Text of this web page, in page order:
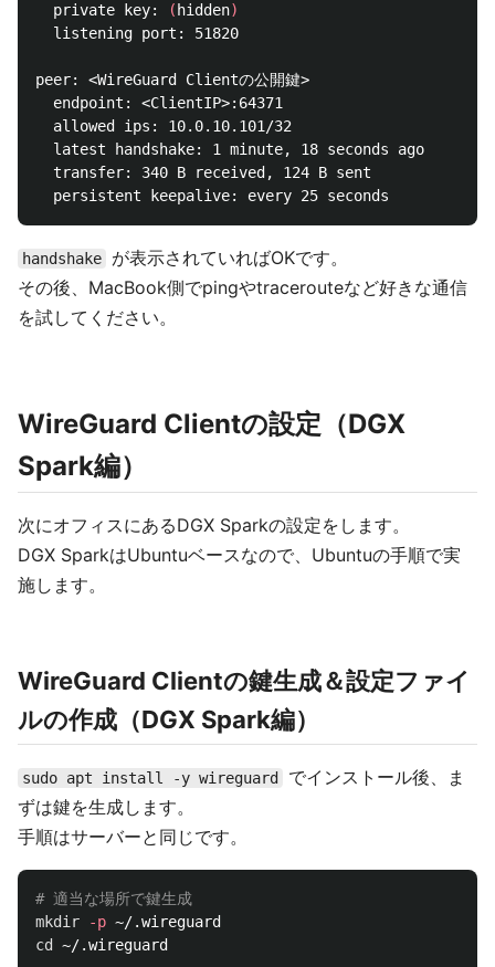
  private key:
( hidden)
  listening port: 51820
peer: <WireGuard Clientの公開鍵>
  endpoint: <ClientIP>:64371
  allowed ips: 10.0.10.101/32
  latest handshake: 1 minute, 18 seconds ago
  transfer: 340 B received, 124 B sent
handshake
が表示されていればOKです。
その後、MacBook側でpingやtracerouteなど好きな通信
を試してください。
WireGuard Clientの設定（DGX
Spark編）
次にオフィスにあるDGX Sparkの設定をします。
DGX SparkはUbuntuベースなので、Ubuntuの手順で実
施します。
WireGuard Clientの鍵生成＆設定ファイ
ルの作成（DGX Spark編）
sudo apt install -y wireguard
でインストール後、ま
ずは鍵を生成します。
手順はサーバーと同じです。
# 適当な場所で鍵生成
mkdir
-p
cd
~/.wireguard